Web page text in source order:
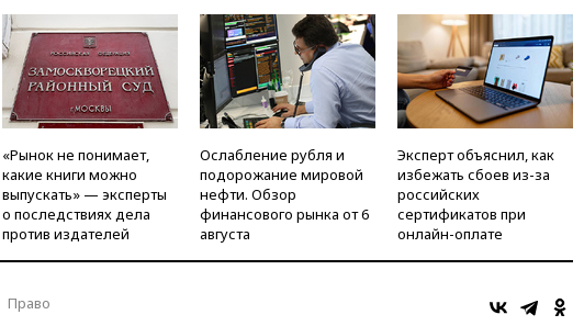
«Рынок не понимает,
какие книги можно
выпускать» — эксперты
о последствиях дела
против издателей
Ослабление рубля и
подорожание мировой
нефти. Обзор
финансового рынка от 6
августа
Эксперт объяснил, как
избежать сбоев из-за
российских
сертификатов при
онлайн-оплате
Право